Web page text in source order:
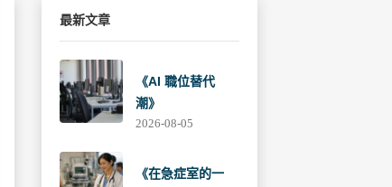
最新文章
《AI 職位替代
潮》
2026-08-05
《在急症室的一